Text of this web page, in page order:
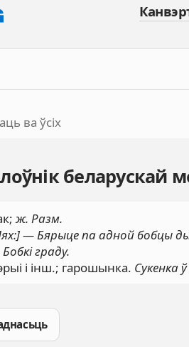
ва ўсіх
беларускай
ж. Разм.
— Бярыце па адной бобцы
Бобкі граду.
і інш.; гарошынка. Сукенка ў